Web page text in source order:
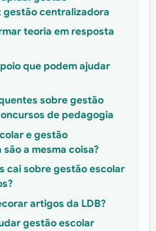
gestão centralizadora
teoria em resposta
que podem ajudar
sobre gestão
de pedagogia
e gestão
a mesma coisa?
cai sobre gestão escolar
artigos da LDB?
gestão escolar